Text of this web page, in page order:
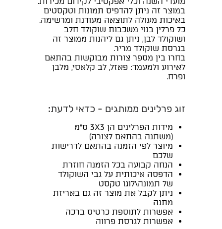
במוצר זה ניתן להדפיס תמונות וטקסטים
באיכות מעולה לתוצאה מעודנת ומרשימה.
כל פרלין בנוי משכבות שוקולד חלב
ושוקולד לבן, ניתן גם ליהנות ממוצר זה
בגרסת שוקולד מריר.
בחרו בין מספר צורות מבוקשות בהתאם
לאירוע ולמעמד: פאזל, לב קלאסי, מלבן
ופרח.
זוג פרלינים ממותגים - כדאי לדעת:
מידות הפרלינים הן 3X3 ס"מ
(משתנה בהתאם לצורה)
מיוצר לפי הזמנה בהתאם לדרישות
שלכם
הנחה קבועה בכל הזמנה חוזרת
הדפסה איכותית על גבי השוקולד
של תמונה\לוגו טקסט
ניתן לקבל את מוצר זה גם באריזת
מתנה
אפשרות לתוספת כרטיס ברכה
אפשרות לגרסת פרווה